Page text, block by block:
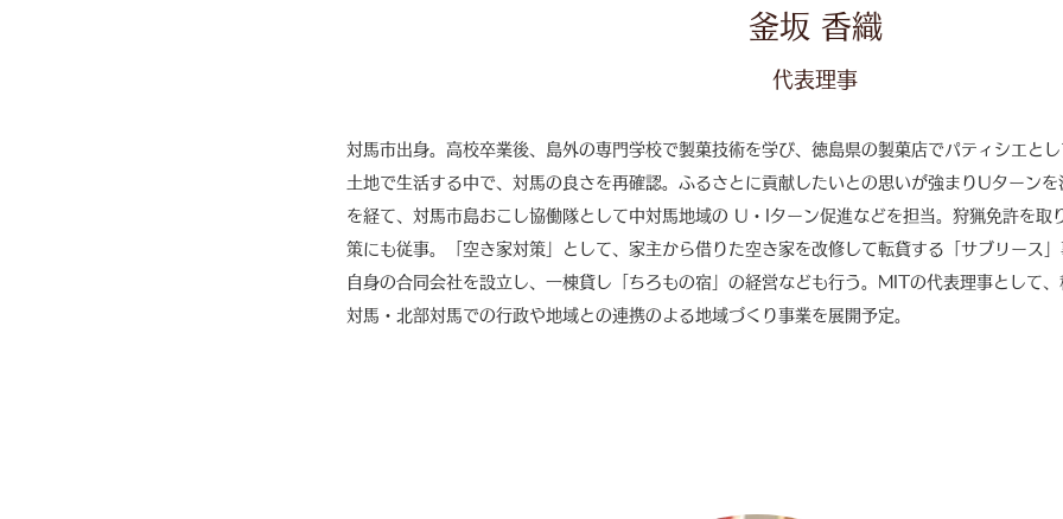
釜坂 香織
代表理事
対馬市出身。高校卒業後、島外の専門学校で製菓技術を学び、徳島県の製菓店でパティシエと
土地で生活する中で、対馬の良さを再確認。ふるさとに貢献したいとの思いが強まりUターン
を経て、対馬市島おこし協働隊として中対馬地域の U・Iターン促進などを担当。狩猟免許を取
策にも従事。「空き家対策」として、家主から借りた空き家を改修して転貸する「サブリース」
自身の合同会社を設立し、一棟貸し「ちろもの宿」の経営なども行う。MITの代表理事として
対馬・北部対馬での行政や地域との連携のよる地域づくり事業を展開予定。